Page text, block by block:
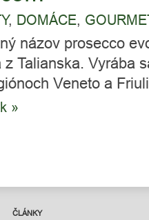
, DOMÁCE,
názov prosecco
z Talianska. Vyrába
Veneto a
»
ČLÁNKY